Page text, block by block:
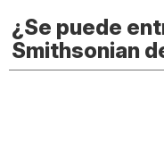
¿Se puede
Smithsonian